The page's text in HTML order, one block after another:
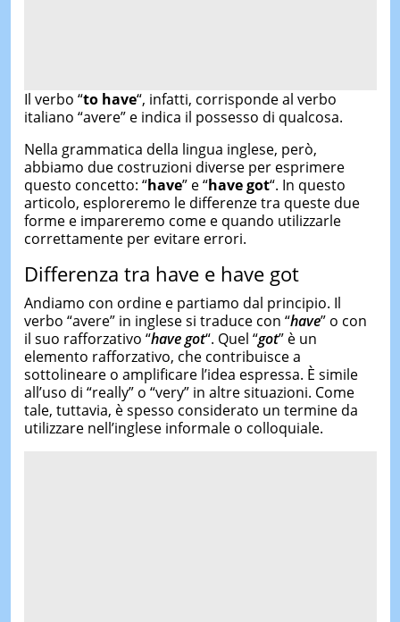
Il verbo “to have“, infatti, corrisponde al verbo
italiano “avere” e indica il possesso di qualcosa.
Nella grammatica della lingua inglese, però,
abbiamo due costruzioni diverse per esprimere
questo concetto: “have” e “have got“. In questo
articolo, esploreremo le differenze tra queste due
forme e impareremo come e quando utilizzarle
correttamente per evitare errori.
Differenza tra have e have got
Andiamo con ordine e partiamo dal principio. Il
verbo “avere” in inglese si traduce con “have” o con
il suo rafforzativo “have got“. Quel “got” è un
elemento rafforzativo, che contribuisce a
sottolineare o amplificare l’idea espressa. È simile
all’uso di “really” o “very” in altre situazioni. Come
tale, tuttavia, è spesso considerato un termine da
utilizzare nell’inglese informale o colloquiale.